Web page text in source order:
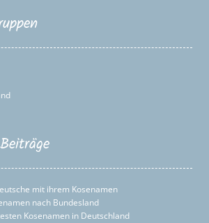
mit ihrem Kosenamen
nach Bundesland
Kosenamen in Deutschland